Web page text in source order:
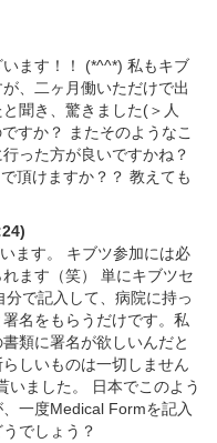
ます！！ (*^^*) 私もキブ
、二ヶ月働いただけで出
聞き、驚きました(＞人
すか？ またそのようなこ
った方が良いですかね？
頂けますか？？ 教えても
ます。 キブツ参加には必
ます（笑） 単にキブツセ
で記入して、病院に持っ
名をもらうだけです。私
類に署名が欲しいんだと
しいものは一切しません
いました。 日本でこのよう
一度Medical Formを記入
でしょう？